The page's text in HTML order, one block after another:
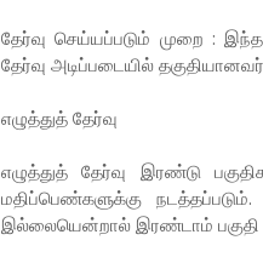
தேர்வு செய்யப்படும் முறை : இந்த
தேர்வு அடிப்படையில்
எழுத்துத் தேர்வு
எழுத்துத் தேர்வு இரண்டு
மதிப்பெண்களுக்கு
இல்லையென்றால் இரண்டாம் பகுதி